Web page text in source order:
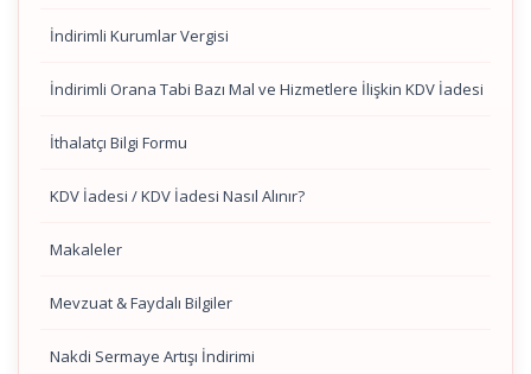
İndirimli Kurumlar Vergisi
İndirimli Orana Tabi Bazı Mal ve Hizmetlere İlişkin KDV İadesi
İthalatçı Bilgi Formu
KDV İadesi / KDV İadesi Nasıl Alınır?
Makaleler
Mevzuat & Faydalı Bilgiler
Nakdi Sermaye Artışı İndirimi